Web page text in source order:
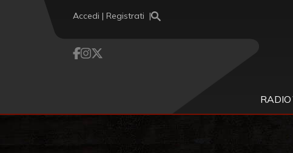
Accedi | Registrati
RADIO